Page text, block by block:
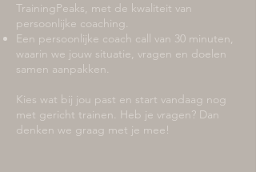
TrainingPeaks, met de kwaliteit van
persoonlijke coaching.
Een persoonlijke coach call van 30 minuten,
waarin we jouw situatie, vragen en doelen
samen aanpakken.
Kies wat bij jou past en start vandaag nog
met gericht trainen. Heb je vragen? Dan
denken we graag met je mee!